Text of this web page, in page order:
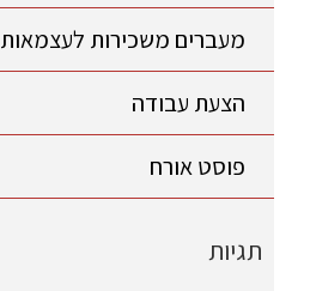
מעברים משכירות לעצמאות
הצעת עבודה
פוסט אורח
תגיות